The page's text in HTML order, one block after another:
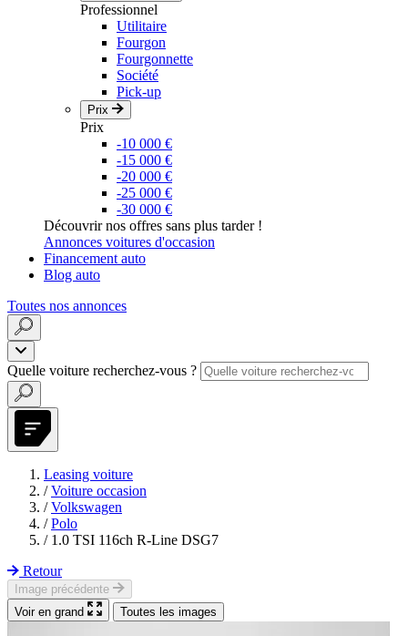
Professionnel
Utilitaire
Fourgon
Fourgonnette
Société
Pick-up
Prix
Prix
-10 000 €
-15 000 €
-20 000 €
-25 000 €
-30 000 €
Découvrir nos offres sans plus tarder !
Annonces voitures d'occasion
Financement auto
Blog auto
Toutes nos annonces
Quelle voiture recherchez-vous ?
Leasing voiture
/ Voiture occasion
/ Volkswagen
/ Polo
/ 1.0 TSI 116ch R-Line DSG7
Retour
Image précédente
Voir en grand
Toutes les images